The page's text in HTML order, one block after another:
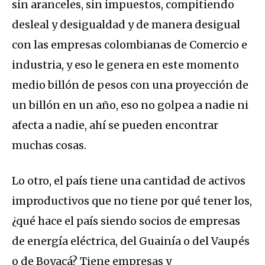
sin aranceles, sin impuestos, compitiendo
desleal y desigualdad y de manera desigual
con las empresas colombianas de Comercio e
industria, y eso le genera en este momento
medio billón de pesos con una proyección de
un billón en un año, eso no golpea a nadie ni
afecta a nadie, ahí se pueden encontrar
muchas cosas.
Lo otro, el país tiene una cantidad de activos
improductivos que no tiene por qué tener los,
¿qué hace el país siendo socios de empresas
de energía eléctrica, del Guainía o del Vaupés
o de Boyacá? Tiene empresas y